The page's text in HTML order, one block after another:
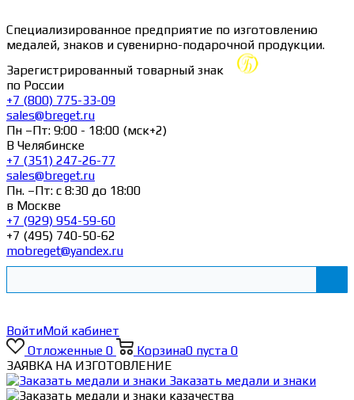
Специализированное предприятие по изготовлению
медалей, знаков и сувенирно-подарочной продукции.
Зарегистрированный товарный знак
по России
+7 (800) 775-33-09
sales@breget.ru
Пн –Пт: 9:00 - 18:00 (мск+2)
В Челябинске
+7 (351) 247-26-77
sales@breget.ru
Пн. –Пт: с 8:30 до 18:00
в Москве
+7 (929) 954-59-60
+7 (495) 740-50-62
mobreget@yandex.ru
ВойтиМой кабинет
Отложенные 0 Корзина0 пуста 0
ЗАЯВКА НА ИЗГОТОВЛЕНИЕ
Заказать медали и знаки